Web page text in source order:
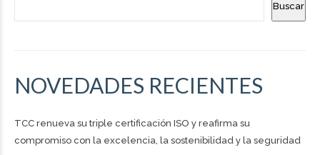
Buscar
NOVEDADES RECIENTES
TCC renueva su triple certificación ISO y reafirma su
compromiso con la excelencia, la sostenibilidad y la seguridad